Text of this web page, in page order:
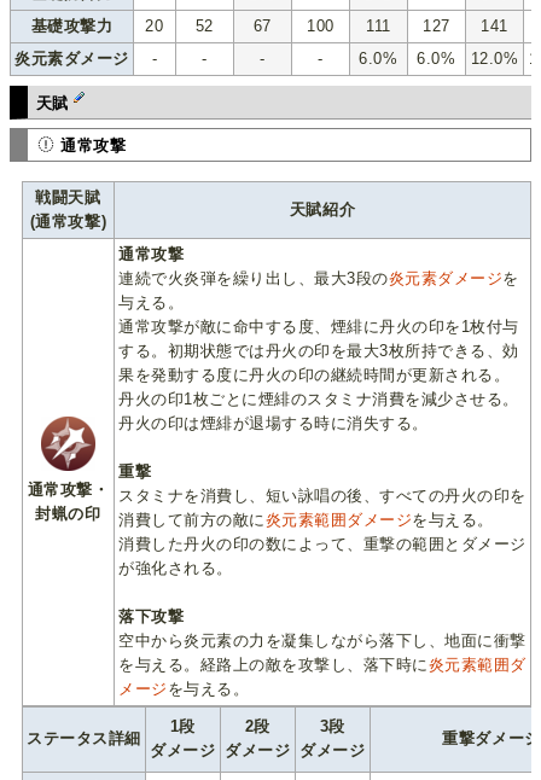
基礎攻撃力
20 52 67 100 111 127 141
炎元素ダメージ
- - - - 6.0% 6.0% 12.0%
天賦
通常攻撃
戦闘天賦
(通常攻撃)
天賦紹介
通常攻撃・
封蝋の印
通常攻撃
連続で火炎弾を繰り出し、最大3段の炎元素ダメージを
与える。
通常攻撃が敵に命中する度、煙緋に丹火の印を1枚付与
する。初期状態では丹火の印を最大3枚所持できる、効
果を発動する度に丹火の印の継続時間が更新される。
丹火の印1枚ごとに煙緋のスタミナ消費を減少させる。
丹火の印は煙緋が退場する時に消失する。
重撃
スタミナを消費し、短い詠唱の後、すべての丹火の印を
消費して前方の敵に炎元素範囲ダメージを与える。
消費した丹火の印の数によって、重撃の範囲とダメージ
が強化される。
落下攻撃
空中から炎元素の力を凝集しながら落下し、地面に衝撃
を与える。経路上の敵を攻撃し、落下時に炎元素範囲ダ
メージ を与える。
ステータス詳細
1段
ダメージ
2段
ダメージ
3段
ダメージ
重撃ダメージ